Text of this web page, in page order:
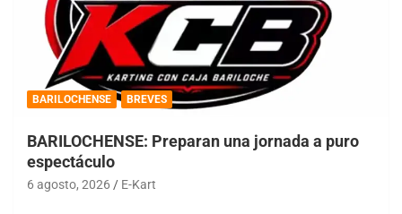
BARILOCHENSE BREVES
BARILOCHENSE: Preparan una jornada a puro
espectáculo
6 agosto, 2026 E-Kart